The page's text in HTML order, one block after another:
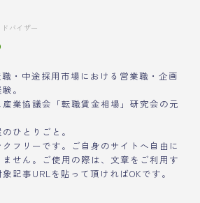
バイザー
・中途採用市場における営業職・企画
。
業協議会「転職賃金相場」研究会の元
ひとりごと。
フリーです。ご自身のサイトへ自由に
せん。ご使用の際は、文章をご利用す
記事URLを貼って頂ければOKです。